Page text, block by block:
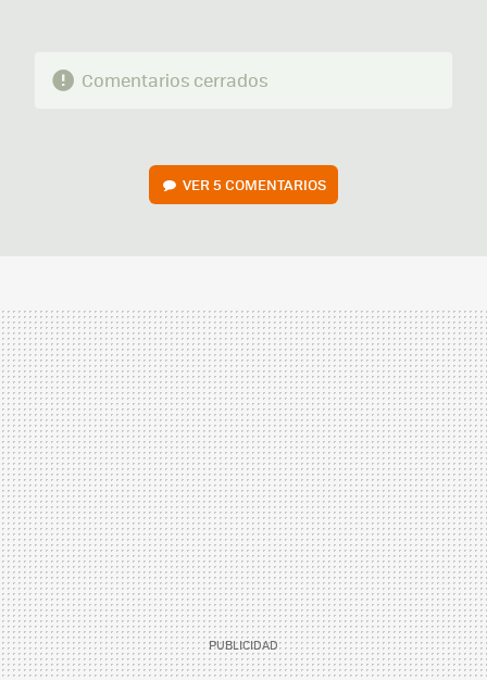
Comentarios cerrados
VER5 COMENTARIOS